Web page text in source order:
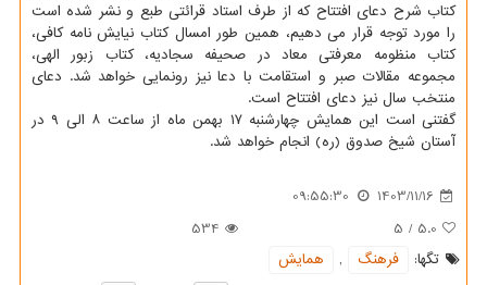
کتاب شرح دعای افتتاح که از طرف استاد قرائتی طبع و نشر شده است
را مورد توجه قرار می دهیم، همین طور امسال کتاب نیایش نامه کافی،
کتاب منظومه معرفتی معاد در صحیفه سجادیه، کتاب زبور الهی،
مجموعه مقالات صبر و استقامت با دعا نیز رونمایی خواهد شد. دعای
منتخب سال نیز دعای افتتاح است.
گفتنی است این همایش چهارشنبه ۱۷ بهمن ماه از ساعت ۸ الی ۹ در
آستان شیخ صدوق (ره) انجام خواهد شد.
1403/11/16
09:55:30
5.0
/
5
534
تگها:
فرهنگ ,
همایش